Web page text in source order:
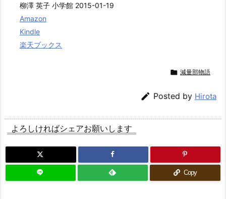
柳澤 英子 小学館 2015-01-19
Amazon
Kindle
楽天ブックス
 減量部物語
 Posted by Hirota
よろしければシェアお願いします
Copy